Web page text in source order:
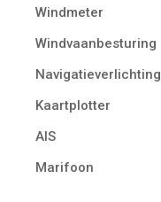
Windmeter
Windvaanbesturing
Navigatieverlichting
Kaartplotter
AIS
Marifoon